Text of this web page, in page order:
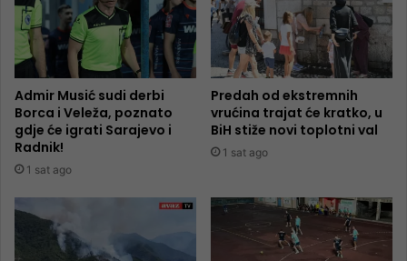
Admir Musić sudi derbi
Borca i Veleža, poznato
gdje će igrati Sarajevo i
Radnik!
1 sat ago
Predah od ekstremnih
vrućina trajat će kratko, u
BiH stiže novi toplotni val
1 sat ago